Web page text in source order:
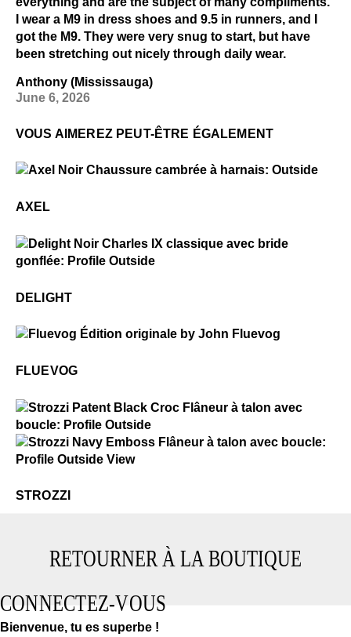
I wear a M9 in dress shoes and 9.5 in runners, and I
got the M9. They were very snug to start, but have
been stretching out nicely through daily wear.
Anthony (Mississauga)
June 6, 2026
VOUS AIMEREZ PEUT-ÊTRE ÉGALEMENT
AXEL
DELIGHT
FLUEVOG
Strozzi
STROZZI
RETOURNER À LA BOUTIQUE
CONNECTEZ-VOUS
Bienvenue, tu es superbe !